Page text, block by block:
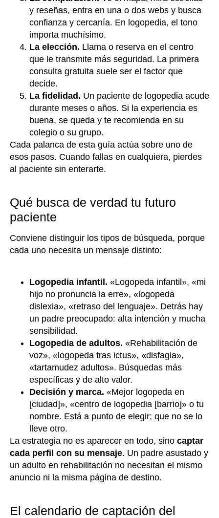
y reseñas, entra en una o dos webs y busca
confianza y cercanía. En logopedia, el tono
importa muchísimo.
La elección. Llama o reserva en el centro
que le transmite más seguridad. La primera
consulta gratuita suele ser el factor que
decide.
La fidelidad. Un paciente de logopedia acude
durante meses o años. Si la experiencia es
buena, se queda y te recomienda en su
colegio o su grupo.
Cada palanca de esta guía actúa sobre uno de
esos pasos. Cuando fallas en cualquiera, pierdes
al paciente sin enterarte.
Qué busca de verdad tu futuro
paciente
Conviene distinguir los tipos de búsqueda, porque
cada uno necesita un mensaje distinto:
Logopedia infantil. «Logopeda infantil», «mi
hijo no pronuncia la erre», «logopeda
dislexia», «retraso del lenguaje». Detrás hay
un padre preocupado: alta intención y mucha
sensibilidad.
Logopedia de adultos. «Rehabilitación de
voz», «logopeda tras ictus», «disfagia»,
«tartamudez adultos». Búsquedas más
específicas y de alto valor.
Decisión y marca. «Mejor logopeda en
[ciudad]», «centro de logopedia [barrio]» o tu
nombre. Está a punto de elegir; que no se lo
lleve otro.
La estrategia no es aparecer en todo, sino captar
cada perfil con su mensaje. Un padre asustado y
un adulto en rehabilitación no necesitan el mismo
anuncio ni la misma página de destino.
El calendario de captación del